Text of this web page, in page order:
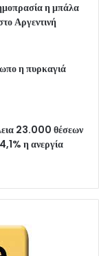
η μπάλα
Αργεντινή
η πυρκαγιά
23.000 θέσεων
η ανεργία